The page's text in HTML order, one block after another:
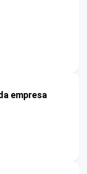
empresa